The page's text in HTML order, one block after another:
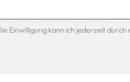
Einwilligung kann ich jederzeit